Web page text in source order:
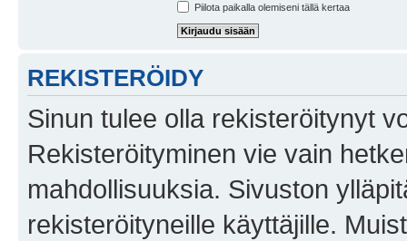
Piilota paikalla olemiseni tällä kertaa
REKISTERÖIDY
Sinun tulee olla rekisteröitynyt
Rekisteröityminen vie vain
mahdollisuuksia. Sivuston
rekisteröityneille käyttäjille.